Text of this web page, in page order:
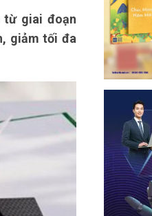
từ giai đoạn
giảm tối đa